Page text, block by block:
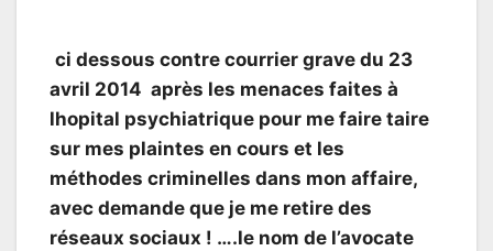
ci dessous contre courrier grave du 23
avril 2014 après les menaces faites à
lhopital psychiatrique pour me faire taire
sur mes plaintes en cours et les
méthodes criminelles dans mon affaire,
avec demande que je me retire des
réseaux sociaux ! ….le nom de l’avocate